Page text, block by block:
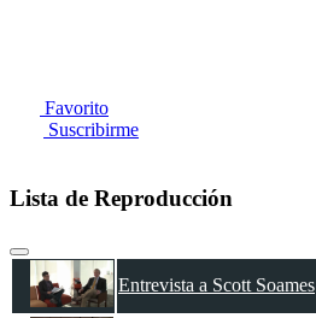
Favorito
Suscribirme
Lista de Reproducción
Entrevista a Scott Soames